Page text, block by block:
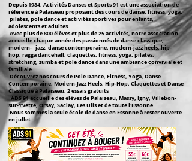
Depuis 1984, Activités Danses et Sports 91 est une association de
référence à Palaiseau proposant des cours de danse, fitness, yoga,
pilates, pole dance et activités sportives pour enfants,
adolescents et adultes.
Avec plus de 800 élèves et plus de 25 activités, notre association
accueille chaque année des passionnés de danse classique,
modern- jazz, danse contemporaine, modern-jazz heels, hip-
hop, ragga dancehall, claquettes, fitness, yoga, pilates,
stretching, zumba et pole dance dans une ambiance conviviale et
familiale.
Découvrez nos cours de Pole Dance, Fitness, Yoga, Danse
Contemporaine, Modern-Jazz Heels, Hip-Hop, Claquettes et Danse
Classique à Palaiseau. 2 essais gratuits
ADS 91 accueille des élèves de Palaiseau, Massy, Igny, Villebon-
sur-Yvette, Orsay, Saclay, Les Ulis et de toute l'Essonne.
Nous sommes la seule école de danse en Essonne à rester ouverte
en jullet.